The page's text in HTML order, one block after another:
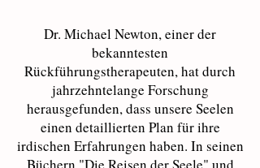
Dr. Michael Newton, einer der
bekanntesten
Rückführungstherapeuten, hat durch
jahrzehntelange Forschung
herausgefunden, dass unsere Seelen
einen detaillierten Plan für ihre
irdischen Erfahrungen haben. In seinen